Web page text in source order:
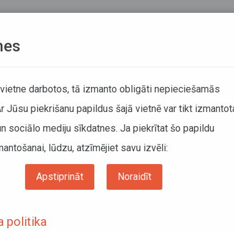
pārvietošanās dienu
Bērniem drošas
darbotos, tā izmanto obligāti nepieciešamās
Jūsu piekrišanu papildus šajā vietnē var tikt
sociālo mediju sīkdatnes. Ja piekrītat šo papildu
lūdzu, atzīmējiet savu izvēli:
Apstiprināt Noraidīt
politika